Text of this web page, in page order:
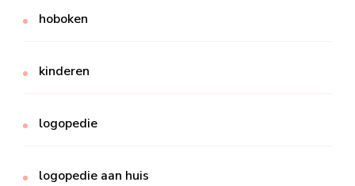
hoboken
kinderen
logopedie
logopedie aan huis